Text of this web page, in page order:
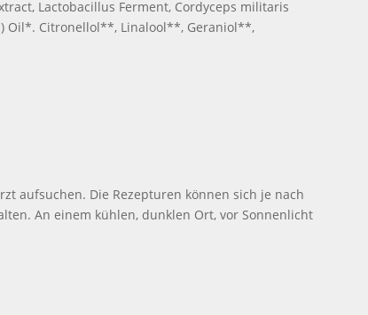
Lactobacillus Ferment, Cordyceps militaris
Oil*. Citronellol**, Linalool**, Geraniol**,
aufsuchen. Die Rezepturen können sich je nach
An einem kühlen, dunklen Ort, vor Sonnenlicht